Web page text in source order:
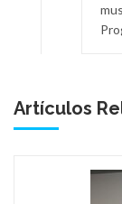
Artículos